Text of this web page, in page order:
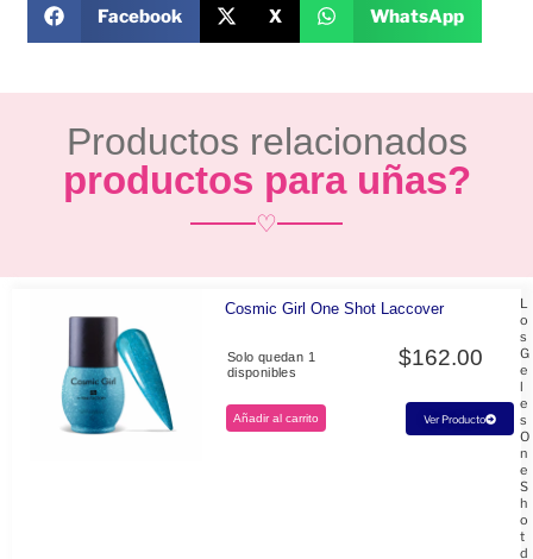
Facebook X WhatsApp
Productos relacionados
productos para uñas?
♡
Cosmic Girl One Shot Laccover
Solo quedan 1
disponibles
$162.00
Añadir al carrito Ver Producto
L
o
s
G
e
l
e
s
O
n
e
S
h
o
t
d